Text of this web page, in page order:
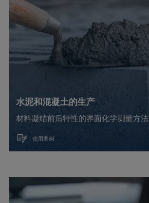
水泥和混凝土的生产
材料凝结前后特性的界面化学测量方法
使用案例